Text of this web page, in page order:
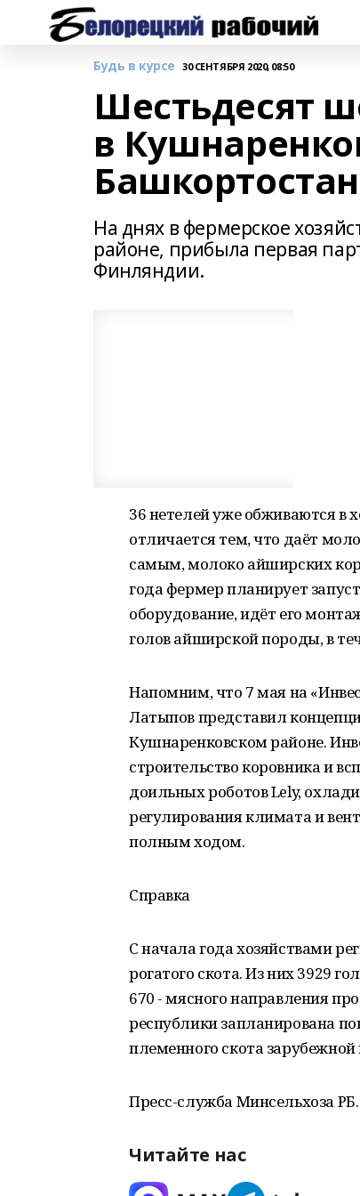
Будь в курсе 30 СЕНТЯБРЯ 2020, 08:50
Шестьдесят
в
На днях в фермерское
районе, прибыла первая
Финляндии.
36 нетелей уже обживаются в
отличается тем, что даёт
самым, молоко айширских
года фермер планирует
оборудование, идёт его
голов айширской породы, в
Напомним, что 7 мая на
Латыпов представил
Кушнаренковском районе.
строительство коровника и
доильных роботов Lely,
регулирования климата и
полным ходом.
Справка
С начала года хозяйствами
рогатого скота. Из них 3929
670 - мясного направления
республики запланирована
племенного скота зарубежной
Пресс-служба Минсельхоза РБ.
Читайте нас